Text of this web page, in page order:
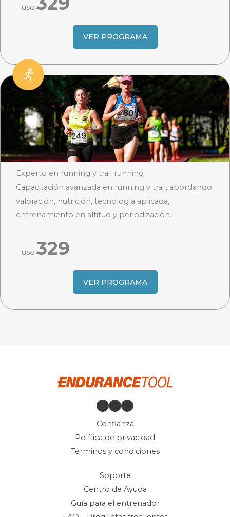
usd
VER PROGRAMA
Experto en running y trail running
Capacitación avanzada en running y trail, abordando
valoración, nutrición, tecnología aplicada,
entrenamiento en altitud y periodización.
usd 329
VER PROGRAMA
Instagram
YouTube
Twitter
Confianza
Política de privacidad
Términos y condiciones
Soporte
Centro de Ayuda
Guía para el entrenador